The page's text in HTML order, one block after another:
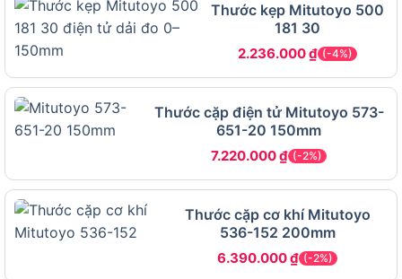
dài của các vật thể như bu-lông, ống thép.
Đo trong
: Đo đường kính trong của ống hoặc lỗ
khoan.
Đo độ sâu: Kiểm tra độ sâu của các khe hở
hoặc rãnh, nhờ thanh đo độ sâu tích hợp.
Thanh trượt được thiết kế mượt mà, kết hợp với
khóa vặngiúp cố định kết quả đo, tránh sai lệch
khi di chuyển thước. Điều này đặc biệt hữu ích khi
đo các chi tiết nhỏ hoặc phức tạp, đảm bảo độ
Thước kẹp Mitutoyo 500
181 30
2.236.000₫ (-4%)
Thước cặp điện tử Mitutoyo 573-
651-20 150mm
7.220.000₫ (-2%)
Thước cặp cơ khí Mitutoyo
536-152 200mm
6.390.000₫ (-2%)